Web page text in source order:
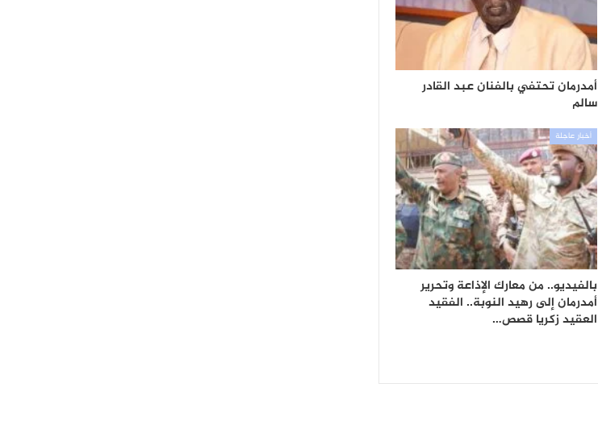
أمدرمان تحتفي بالفنان عبد القادر
سالم
أخبار عاجلة
بالفيديو.. من معارك الإذاعة وتحرير
أمدرمان إلى رهيد النوبة.. الفقيد
العقيد زكريا قصص…